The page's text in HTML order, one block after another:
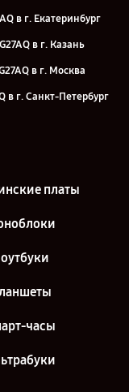
в г. Екатеринбург
в г. Казань
в г. Москва
в г. Санкт-Петербург
платы
часы